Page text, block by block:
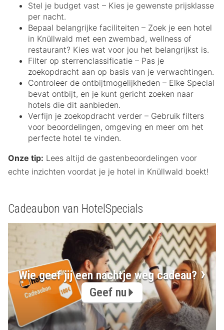
Stel je budget vast – Kies je gewenste prijsklasse
per nacht.
Bepaal belangrijke faciliteiten – Zoek je een hotel
in Knüllwald met een zwembad, wellness of
restaurant? Kies wat voor jou het belangrijkst is.
Filter op sterrenclassificatie – Pas je
zoekopdracht aan op basis van je verwachtingen.
Controleer de ontbijtmogelijkheden – Elke Special
bevat ontbijt, en je kunt gericht zoeken naar
hotels die dit aanbieden.
Verfijn je zoekopdracht verder – Gebruik filters
voor beoordelingen, omgeving en meer om het
perfecte hotel te vinden.
Onze tip: Lees altijd de gastenbeoordelingen voor
echte inzichten voordat je je hotel in Knüllwald boekt!
Cadeaubon van HotelSpecials
Wie geef jij een nachtje weg cadeau?
Geef nu